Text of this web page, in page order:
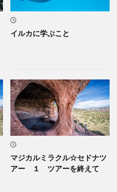
イルカに学ぶこと
マジカルミラクル☆セドナツ
アー １ ツアーを終えて